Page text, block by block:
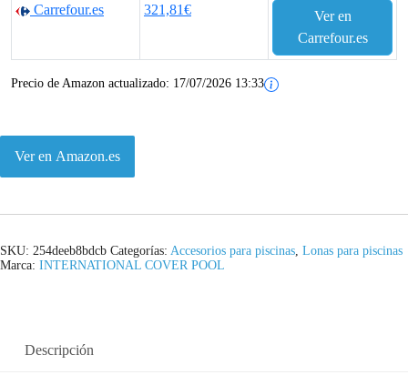
Carrefour.es 321,81€
Ver en
Carrefour.es
Precio de Amazon actualizado: 17/07/2026 13:33
Ver en Amazon.es
SKU: 254deeb8bdcb Categorías: Accesorios para piscinas, Lonas para piscinas
Marca: INTERNATIONAL COVER POOL
Descripción